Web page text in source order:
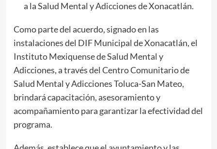
a la Salud Mental y Adicciones de Xonacatlán.
Como parte del acuerdo, signado en las
instalaciones del DIF Municipal de Xonacatlán, el
Instituto Mexiquense de Salud Mental y
Adicciones, a través del Centro Comunitario de
Salud Mental y Adicciones Toluca-San Mateo,
brindará capacitación, asesoramiento y
acompañamiento para garantizar la efectividad del
programa.